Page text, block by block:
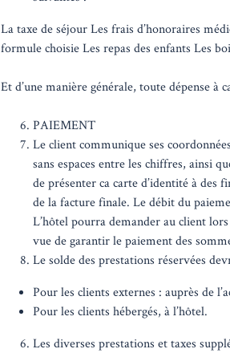
La taxe de séjour Les frais d’honoraires
formule choisie Les repas des enfants Les
Et d’une manière générale, toute dépense à
PAIEMENT
Le client communique ses
sans espaces entre les chiffres, ainsi
de présenter ca carte d’identité à des
de la facture finale. Le débit du
L’hôtel pourra demander au client
vue de garantir le paiement des
Le solde des prestations réservées
Pour les clients externes : auprès de
Pour les clients hébergés, à l’hôtel.
Les diverses prestations et taxes